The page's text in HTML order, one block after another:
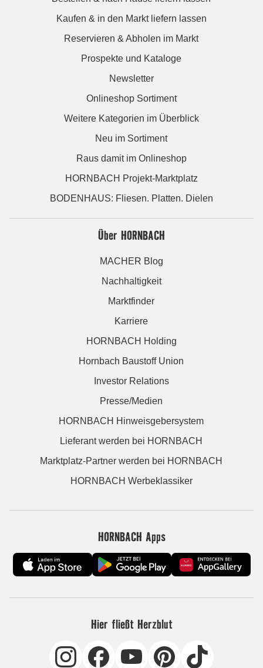
Kaufen & in den Markt liefern lassen
Reservieren & Abholen im Markt
Prospekte und Kataloge
Newsletter
Onlineshop Sortiment
Weitere Kategorien im Überblick
Neu im Sortiment
Raus damit im Onlineshop
HORNBACH Projekt-Marktplatz
BODENHAUS: Fliesen. Platten. Dielen
Über HORNBACH
MACHER Blog
Nachhaltigkeit
Marktfinder
Karriere
HORNBACH Holding
Hornbach Baustoff Union
Investor Relations
Presse/Medien
HORNBACH Hinweisgebersystem
Lieferant werden bei HORNBACH
Marktplatz-Partner werden bei HORNBACH
HORNBACH Werbeklassiker
HORNBACH Apps
Hier fließt Herzblut